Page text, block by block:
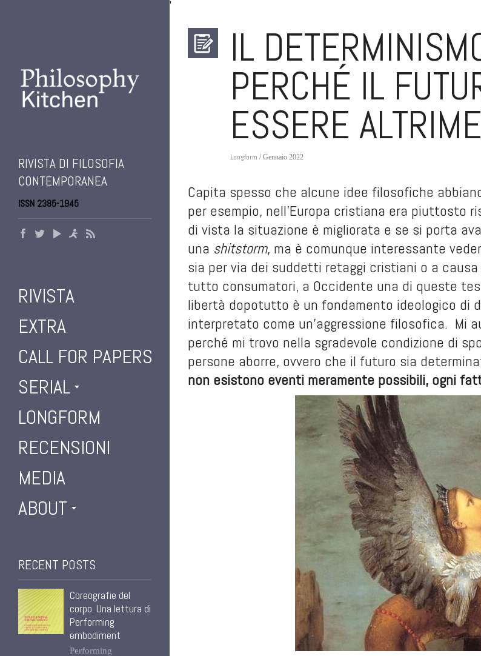
'
RIVISTA DI FILOSOFIA
CONTEMPORANEA
ISSN 2385-1945
RIVISTA
EXTRA
CALL FOR PAPERS
SERIAL
LONGFORM
RECENSIONI
MEDIA
ABOUT
RECENT POSTS
Coreografie del
corpo. Una lettura di
Performing
embodiment
Performing
IL
PERCHÉ IL
ESSERE
Longform / Gennaio 2022
Capita spesso che alcune idee filosofiche
per esempio, nell’Europa cristiana era piuttosto
di vista la situazione è migliorata e se si porta
una shitstorm, ma è comunque interessante
sia per via dei suddetti retaggi cristiani o a
tutto consumatori, a Occidente una di queste
libertà dopotutto è un fondamento ideologico di
interpretato come un’aggressione filosofica. Mi
perché mi trovo nella sgradevole condizione di
persone aborre, ovvero che il futuro sia
non esistono eventi meramente possibili, ogni